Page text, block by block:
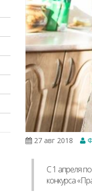
27 авг 2018
С 1 апреля
конкурса